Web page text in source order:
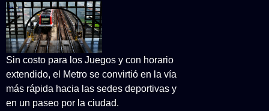
Sin costo para los Juegos y con horario
extendido, el Metro se convirtió en la vía
más rápida hacia las sedes deportivas y
en un paseo por la ciudad.